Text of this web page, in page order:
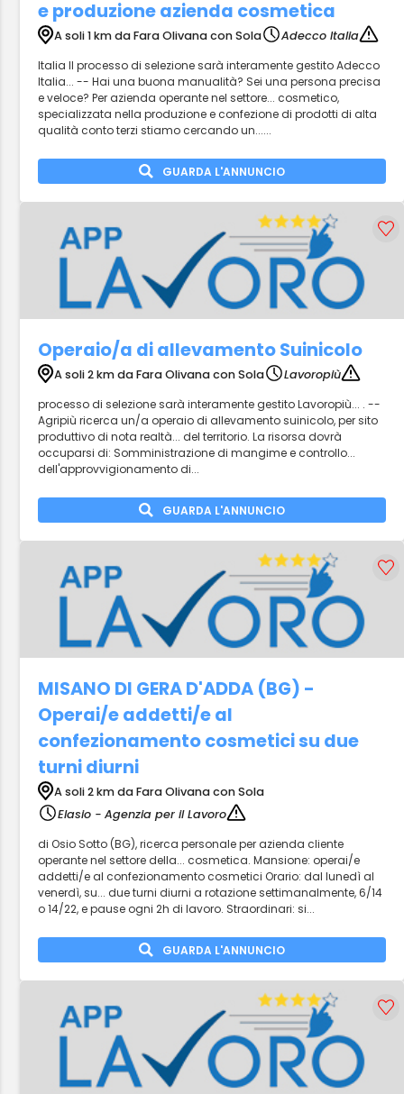
e produzione azienda cosmetica
A soli 1 km da Fara Olivana con Sola
Adecco Italia
Italia Il processo di selezione sarà interamente gestito Adecco
Italia... -- Hai una buona manualità? Sei una persona precisa
e veloce? Per azienda operante nel settore... cosmetico,
specializzata nella produzione e confezione di prodotti di alta
qualità conto terzi stiamo cercando un......
GUARDA L'ANNUNCIO
Operaio/a di allevamento Suinicolo
A soli 2 km da Fara Olivana con Sola
Lavoropiù
processo di selezione sarà interamente gestito Lavoropiù... . --
Agripiù ricerca un/a operaio di allevamento suinicolo, per sito
produttivo di nota realtà... del territorio. La risorsa dovrà
occuparsi di: Somministrazione di mangime e controllo...
dell'approvvigionamento di...
GUARDA L'ANNUNCIO
MISANO DI GERA D'ADDA (BG) -
Operai/e addetti/e al
confezionamento cosmetici su due
turni diurni
A soli 2 km da Fara Olivana con Sola
Elasio - Agenzia per il Lavoro
di Osio Sotto (BG), ricerca personale per azienda cliente
operante nel settore della... cosmetica. Mansione: operai/e
addetti/e al confezionamento cosmetici Orario: dal lunedì al
venerdì, su... due turni diurni a rotazione settimanalmente, 6/14
o 14/22, e pause ogni 2h di lavoro. Straordinari: si...
GUARDA L'ANNUNCIO